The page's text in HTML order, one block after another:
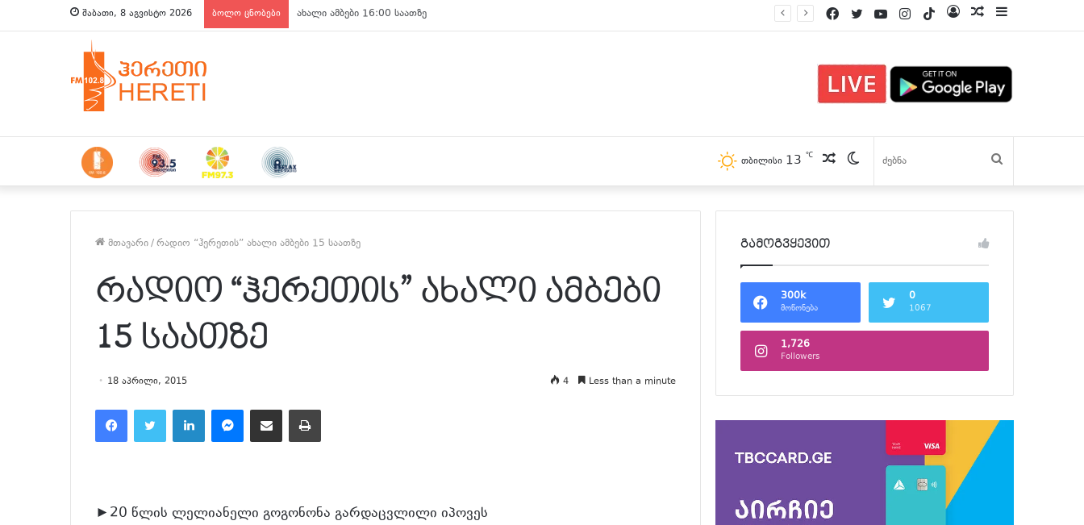
შაბათი, 8 აგვისტო 2026 ბოლო ცნობები ახალი ამბები 15:00 საათზე პოსტები
Log
TikTok
Instagram
YouTube
Twitter
Facebook
Switch
skin
პოსტები
თბილისი 13 ℃
მთავარი/რადიო “ჰერეთის” ახალი ამბები 15 საათზე
რადიო “ჰერეთის” ახალი ამბები
15 საათზე
18 აპრილი, 2015 4 Less than a minute
►20 წლის ლელიანელი გოგონონა გარდაცვლილი იპოვეს
გამოგვყევით
300k
მოწონება
0
1067
1,726
Followers